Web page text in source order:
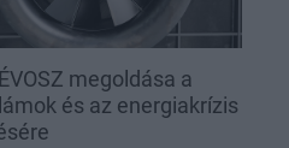
megoldása a
és az energiakrízis